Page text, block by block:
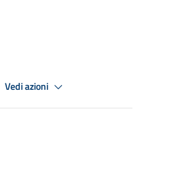
Vedi azioni